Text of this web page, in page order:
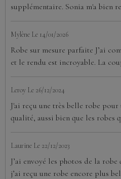
supplémentaire. Sonia m'a bien
Mylène Le 14/01/2026
Robe sur mesure parfaite J’ai
et le rendu est incroyable. La
Leroy Le 26/12/2024
J'ai reçu une très belle robe
qualité, aussi bien que les robes
Laurine Le 22/12/2023
J’ai envoyé les photos de la
j’ai reçu une robe encore plus